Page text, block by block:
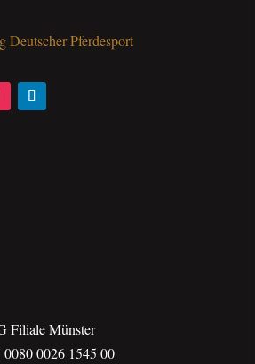
Filiale Münster
0026 1545 00